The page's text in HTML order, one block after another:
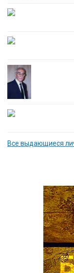
Все выдающиеся